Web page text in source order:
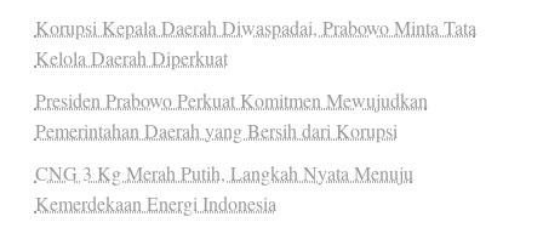
Korupsi Kepala Daerah Diwaspadai, Prabowo Minta Tata
Kelola Daerah Diperkuat
Presiden Prabowo Perkuat Komitmen Mewujudkan
Pemerintahan Daerah yang Bersih dari Korupsi
CNG 3 Kg Merah Putih, Langkah Nyata Menuju
Kemerdekaan Energi Indonesia